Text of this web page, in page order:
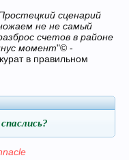
сценарий
не не самый
счетов в районе
момент"© -
в правильном